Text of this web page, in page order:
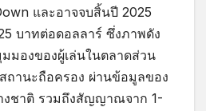
และอาจจบสิ้นปี 2025
บาทต่อดอลลาร์ ซึ่งภาพดัง
มองของผู้เล่นในตลาดส่วน
ถานะถือครอง ผ่านข้อมูลของ
งชาติ รวมถึงสัญญาณจาก 1-